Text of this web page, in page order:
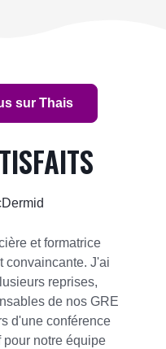
sur Thais
et formatrice
convaincante. J'ai
reprises,
de nos GRE
d'une conférence
notre équipe